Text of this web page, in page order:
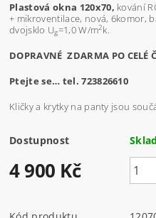
Plastová okna 120x70, kování
+ mikroventilace, nová, 6komor,
dvojsklo Ug=1,0 W/m2k.
DOPRAVNÉ ZDARMA PO CELÉ
Ptejte se… tel. 723826610
Kličky a krytky na panty jsou
Dostupnost
4 900 Kč